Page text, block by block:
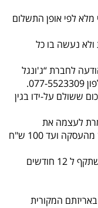
לפי אופן התשלום
ולא נעשה בו כל
יעשה תוך 14 יום בהודעה לחברת “ג'ונגל
ששולם על-ידו בגין
לעצמה את
הזכות לגבות מהלקוח דמי טיפול של 5 אחוז מהעסקה ועד 100 ש"ח
זיכוי - ניתן יהיה לקבל זיכוי בגובה הרכישה שתקף ל 12 חודשים
המקורית